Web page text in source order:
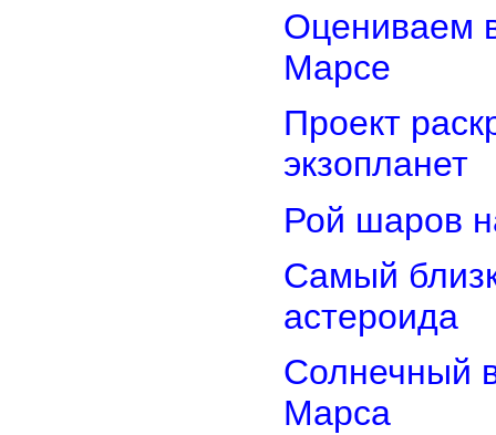
Оцениваем
Марсе
Проект
экзопланет
Рой шаров
Самый
астероида
Солнечный
Марса